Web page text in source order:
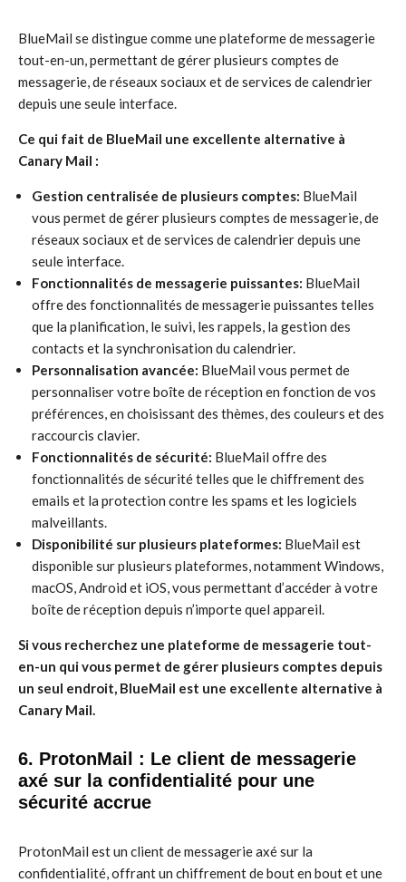
BlueMail se distingue comme une plateforme de messagerie
tout-en-un, permettant de gérer plusieurs comptes de
messagerie, de réseaux sociaux et de services de calendrier
depuis une seule interface.
Ce qui fait de BlueMail une excellente alternative à
Canary Mail :
Gestion centralisée de plusieurs comptes: BlueMail
vous permet de gérer plusieurs comptes de messagerie, de
réseaux sociaux et de services de calendrier depuis une
seule interface.
Fonctionnalités de messagerie puissantes: BlueMail
offre des fonctionnalités de messagerie puissantes telles
que la planification, le suivi, les rappels, la gestion des
contacts et la synchronisation du calendrier.
Personnalisation avancée: BlueMail vous permet de
personnaliser votre boîte de réception en fonction de vos
préférences, en choisissant des thèmes, des couleurs et des
raccourcis clavier.
Fonctionnalités de sécurité: BlueMail offre des
fonctionnalités de sécurité telles que le chiffrement des
emails et la protection contre les spams et les logiciels
malveillants.
Disponibilité sur plusieurs plateformes: BlueMail est
disponible sur plusieurs plateformes, notamment Windows,
macOS, Android et iOS, vous permettant d’accéder à votre
boîte de réception depuis n’importe quel appareil.
Si vous recherchez une plateforme de messagerie tout-
en-un qui vous permet de gérer plusieurs comptes depuis
un seul endroit, BlueMail est une excellente alternative à
Canary Mail.
6. ProtonMail : Le client de messagerie
axé sur la confidentialité pour une
sécurité accrue
ProtonMail est un client de messagerie axé sur la
confidentialité, offrant un chiffrement de bout en bout et une